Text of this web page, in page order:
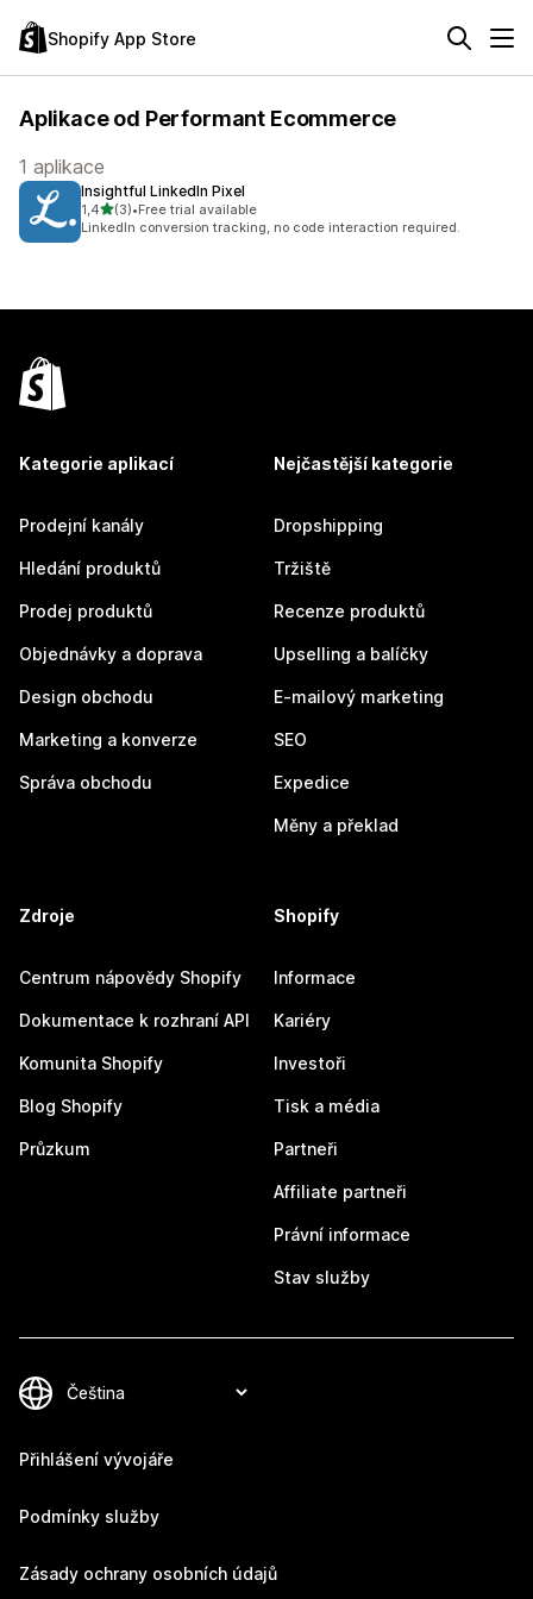
Shopify App Store
Aplikace od Performant Ecommerce
1 aplikace
Insightful LinkedIn Pixel
1,4z 5 hvězd
(3)
Celkový počet recenzí: 3
•Free trial available
LinkedIn conversion tracking, no code interaction required.
Kategorie aplikací
Prodejní kanály
Hledání produktů
Prodej produktů
Objednávky a doprava
Design obchodu
Marketing a konverze
Správa obchodu
Nejčastější kategorie
Dropshipping
Tržiště
Recenze produktů
Upselling a balíčky
E-mailový marketing
SEO
Expedice
Měny a překlad
Zdroje
Centrum nápovědy Shopify
Dokumentace k rozhraní API
Komunita Shopify
Blog Shopify
Průzkum
Shopify
Informace
Kariéry
Investoři
Tisk a média
Partneři
Affiliate partneři
Právní informace
Stav služby
Přihlášení vývojáře
Podmínky služby
Zásady ochrany osobních údajů